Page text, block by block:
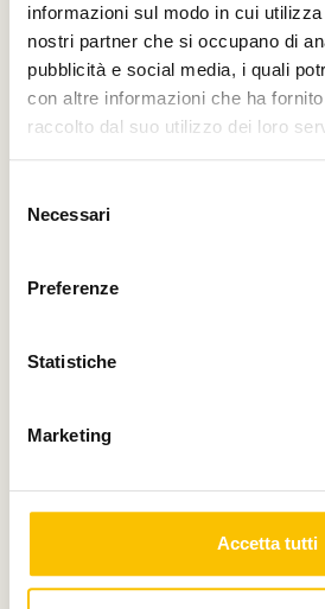
informazioni sul modo in cui
nostri partner che si occupano di
pubblicità e social media, i quali
con altre informazioni che ha
raccolto dal suo utilizzo dei loro
delNecessari
Preferenze
Statistiche
Marketing
Accetta tutti
Charity partner
Paese ospite d'onore